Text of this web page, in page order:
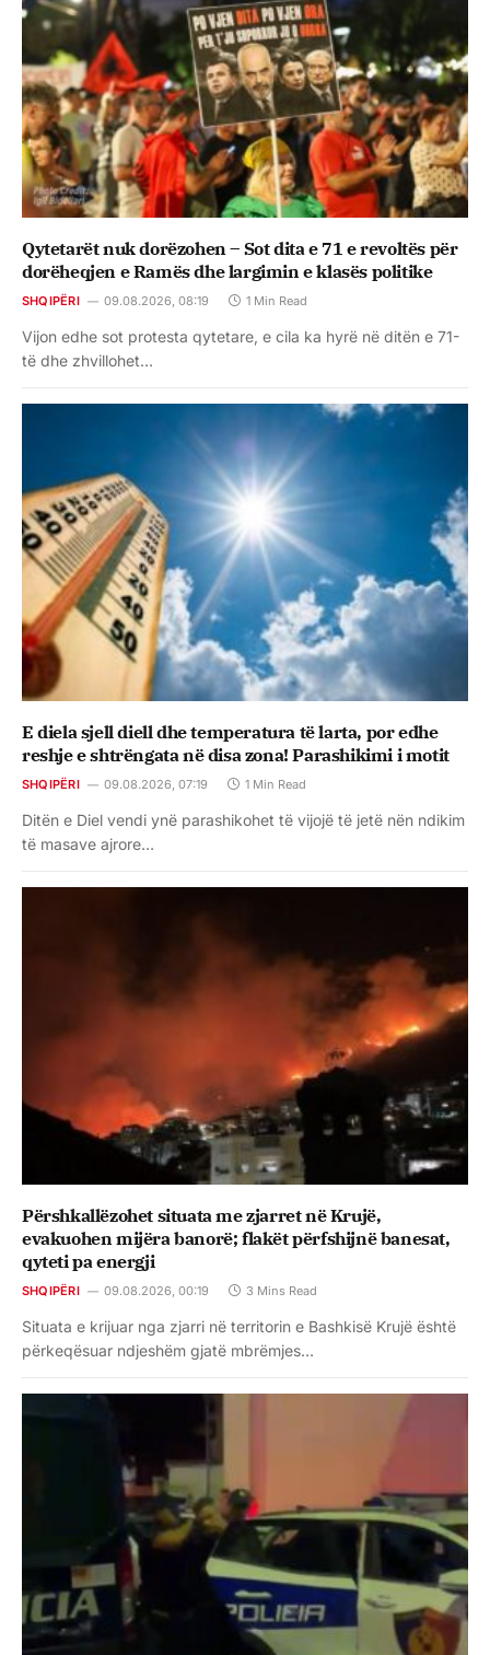
Qytetarët nuk dorëzohen – Sot dita e 71 e revoltës për
dorëheqjen e Ramës dhe largimin e klasës politike
SHQIPËRI 09.08.2026, 08:19 1 Min Read
Vijon edhe sot protesta qytetare, e cila ka hyrë në ditën e 71-
të dhe zhvillohet…
E diela sjell diell dhe temperatura të larta, por edhe
reshje e shtrëngata në disa zona! Parashikimi i motit
SHQIPËRI 09.08.2026, 07:19 1 Min Read
Ditën e Diel vendi ynë parashikohet të vijojë të jetë nën ndikim
të masave ajrore…
Përshkallëzohet situata me zjarret në Krujë,
evakuohen mijëra banorë; flakët përfshijnë banesat,
qyteti pa energji
SHQIPËRI 09.08.2026, 00:19 3 Mins Read
Situata e krijuar nga zjarri në territorin e Bashkisë Krujë është
përkeqësuar ndjeshëm gjatë mbrëmjes…